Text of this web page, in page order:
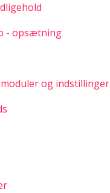
- opsætning
og indstillinger